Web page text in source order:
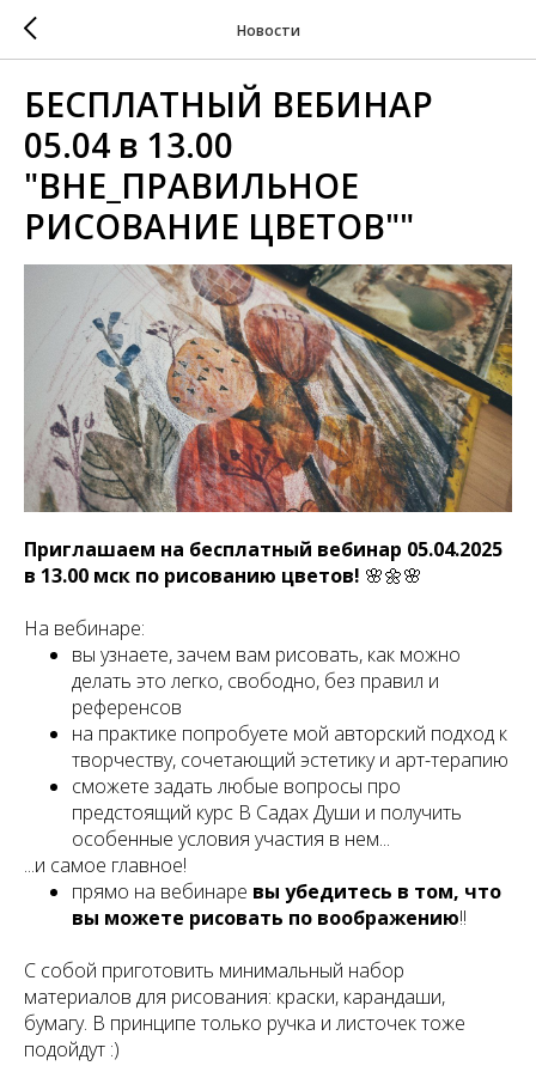
Новости
БЕСПЛАТНЫЙ ВЕБИНАР
05.04 в 13.00
"ВНЕ_ПРАВИЛЬНОЕ
РИСОВАНИЕ ЦВЕТОВ""
Приглашаем на бесплатный вебинар 05.04.2025
в 13.00 мск по рисованию цветов! 🌸🌼🌸
На вебинаре:
вы узнаете, зачем вам рисовать, как можно
делать это легко, свободно, без правил и
референсов
на практике попробуете мой авторский подход к
творчеству, сочетающий эстетику и арт-терапию
сможете задать любые вопросы про
предстоящий курс В Садах Души и получить
особенные условия участия в нем...
...и самое главное!
прямо на вебинаре вы убедитесь в том, что
вы можете рисовать по воображению!!
С собой приготовить минимальный набор
материалов для рисования: краски, карандаши,
бумагу. В принципе только ручка и листочек тоже
подойдут :)